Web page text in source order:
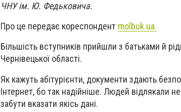
ЧНУ ім. Ю. Федьковича.
Про це передає кореспондент molbuk.ua.
Більшість вступників прийшли з батьками й
Чернівецької області.
Як кажуть абітурієнти, документи здають
Інтернет, бо так надійніше. Людей відлякали
забути вказати якісь дані.